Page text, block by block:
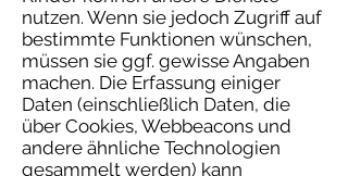
nutzen. Wenn sie jedoch Zugriff auf
bestimmte Funktionen wünschen,
müssen sie ggf. gewisse Angaben
machen. Die Erfassung einiger
Daten (einschließlich Daten, die
über Cookies, Webbeacons und
andere ähnliche Technologien
gesammelt werden) kann